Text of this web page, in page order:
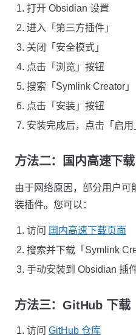
打开 Obsidian 设置
进入「第三方插件」
关闭「安全模式」
点击「浏览」按钮
搜索「Symlink Creator」
点击「安装」按钮
安装完成后，点击「启用
方法二：国内高速下载
由于网络原因，部分用户可
装插件。您可以：
访问 国内高速下载页面
搜索并下载「Symlink
手动安装到 Obsidian 插
方法三：GitHub 下载
访问 GitHub 仓库